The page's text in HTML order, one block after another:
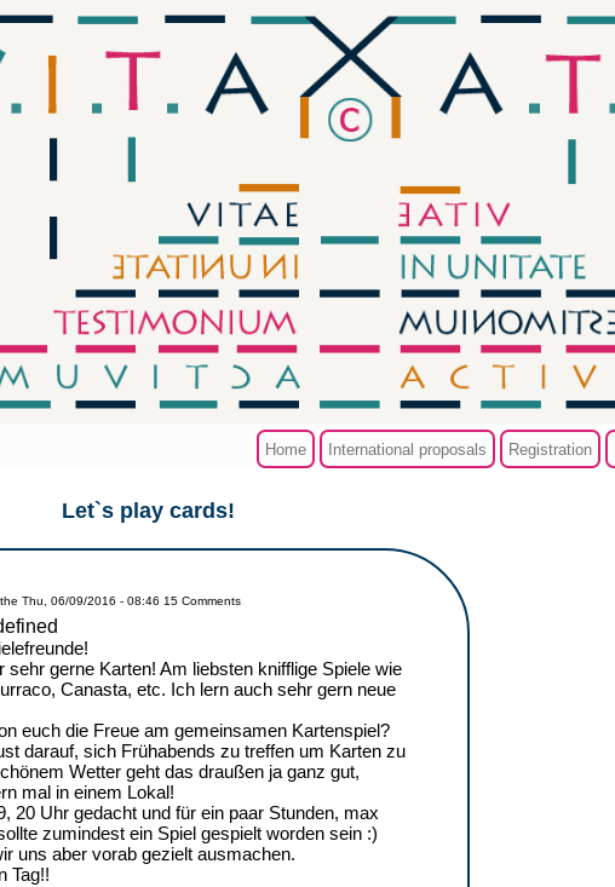
Home International proposals Registration
Let`s play cards!
Thu, 06/09/2016 - 08:46 15 Comments
sehr gerne Karten! Am liebsten knifflige Spiele wie
Canasta, etc. Ich lern auch sehr gern neue
euch die Freue am gemeinsamen Kartenspiel?
darauf, sich Frühabends zu treffen um Karten zu
Wetter geht das draußen ja ganz gut,
mal in einem Lokal!
20 Uhr gedacht und für ein paar Stunden, max
zumindest ein Spiel gespielt worden sein :)
uns aber vorab gezielt ausmachen.
Tag!!